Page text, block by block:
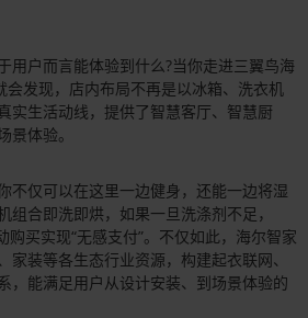
用户而言能体验到什么?当你走进三翼鸟海
会发现，店内布局不再是以冰箱、洗衣机
实生活动线，提供了智慧客厅、智慧厨
景体验。
不仅可以在这里一边健身，还能一边将湿
组合即洗即烘，如果一旦洗涤剂不足，
买实现“无感支付”。不仅如此，海尔智家
家装等各生态行业资源，构建起衣联网、
，能满足用户从设计安装、到场景体验的